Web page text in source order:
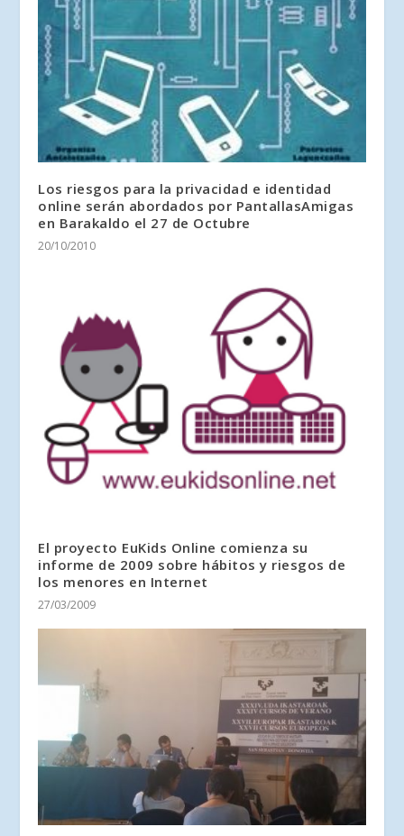
Los riesgos para la privacidad e identidad
online serán abordados por PantallasAmigas
en Barakaldo el 27 de Octubre
20/10/2010
El proyecto EuKids Online comienza su
informe de 2009 sobre hábitos y riesgos de
los menores en Internet
27/03/2009